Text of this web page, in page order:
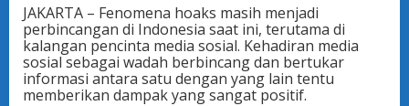
JAKARTA – Fenomena hoaks masih menjadi
perbincangan di Indonesia saat ini, terutama di
kalangan pencinta media sosial. Kehadiran media
sosial sebagai wadah berbincang dan bertukar
informasi antara satu dengan yang lain tentu
memberikan dampak yang sangat positif.